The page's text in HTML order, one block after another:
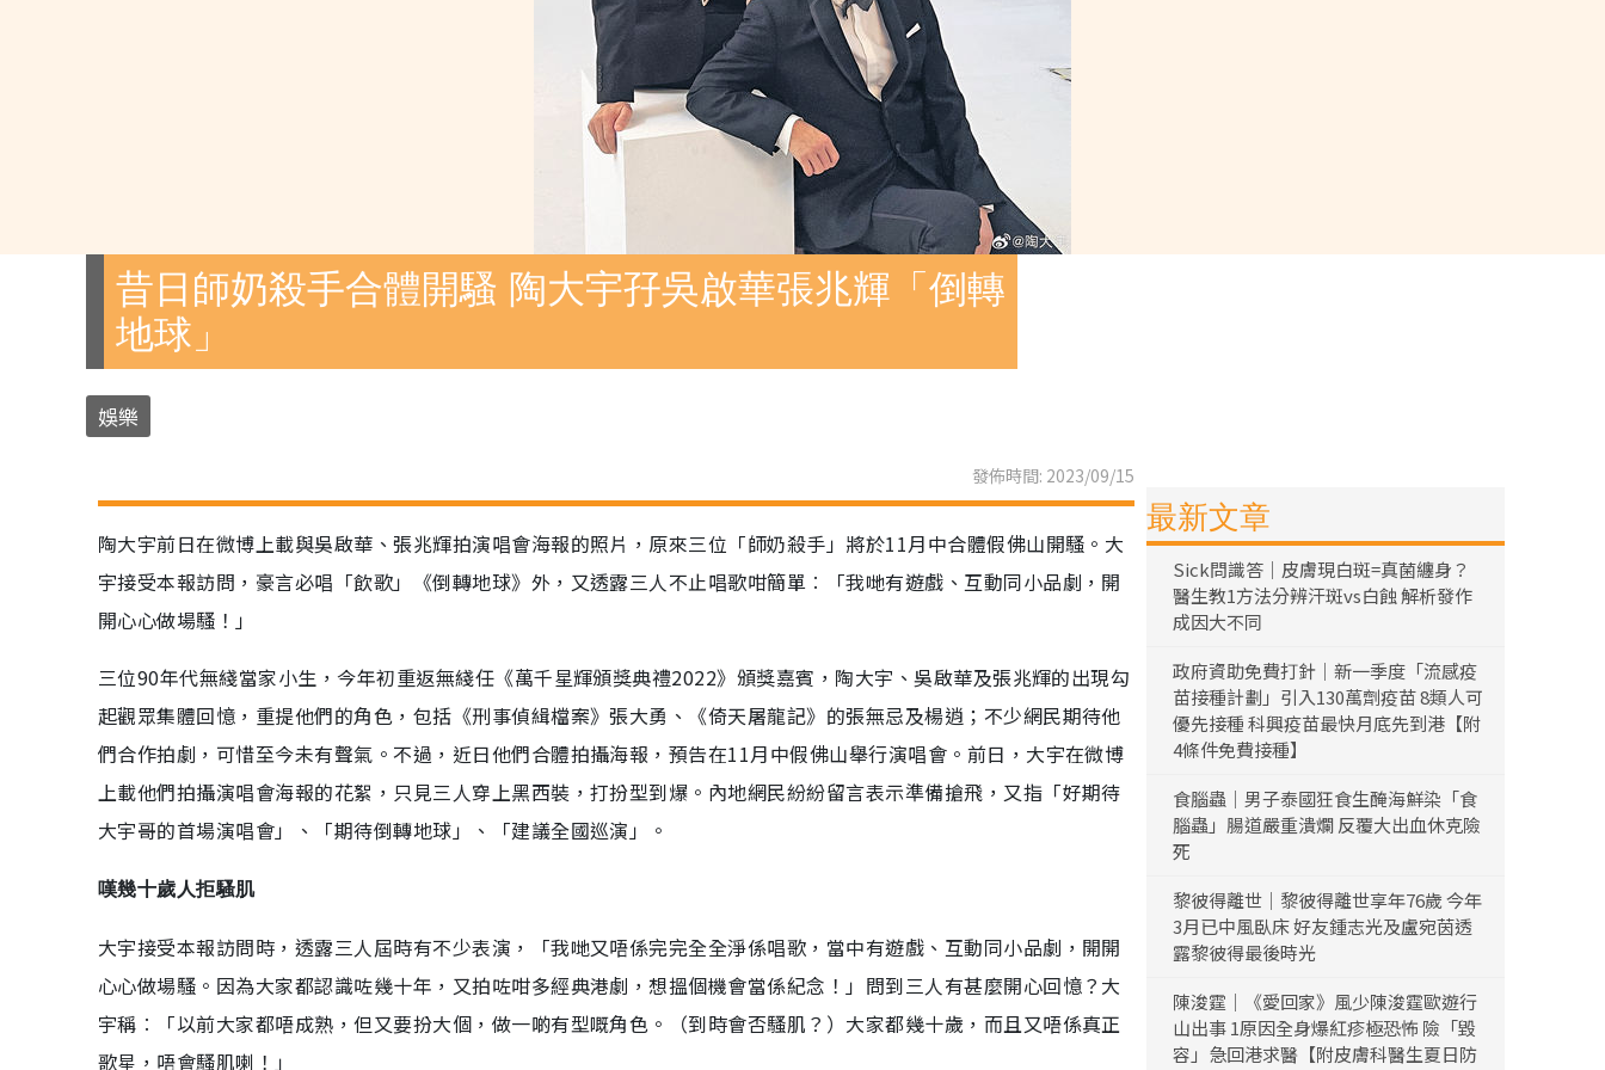
昔日師奶殺手合體開騷 陶大宇孖吳啟華張兆輝「倒轉
地球」
娛樂
發佈時間: 2023/09/15
陶大宇前日在微博上載與吳啟華、張兆輝拍演唱會海報的照片，原來三位「師奶殺手」將於11月中合體假佛山開騷。大
宇接受本報訪問，豪言必唱「飲歌」《倒轉地球》外，又透露三人不止唱歌咁簡單︰「我哋有遊戲、互動同小品劇，開
開心心做場騷！」
三位90年代無綫當家小生，今年初重返無綫任《萬千星輝頒獎典禮2022》頒獎嘉賓，陶大宇、吳啟華及張兆輝的出現勾
起觀眾集體回憶，重提他們的角色，包括《刑事偵緝檔案》張大勇、《倚天屠龍記》的張無忌及楊逍；不少網民期待他
們合作拍劇，可惜至今未有聲氣。不過，近日他們合體拍攝海報，預告在11月中假佛山舉行演唱會。前日，大宇在微博
上載他們拍攝演唱會海報的花絮，只見三人穿上黑西裝，打扮型到爆。內地網民紛紛留言表示準備搶飛，又指「好期待
大宇哥的首場演唱會」、「期待倒轉地球」、「建議全國巡演」。
嘆幾十歲人拒騷肌
大宇接受本報訪問時，透露三人屆時有不少表演，「我哋又唔係完完全全淨係唱歌，當中有遊戲、互動同小品劇，開開
心心做場騷。因為大家都認識咗幾十年，又拍咗咁多經典港劇，想搵個機會當係紀念！」問到三人有甚麼開心回憶？大
宇稱︰「以前大家都唔成熟，但又要扮大個，做一啲有型嘅角色。（到時會否騷肌？）大家都幾十歲，而且又唔係真正
歌星，唔會騷肌喇！」
最新文章
Sick問識答｜皮膚現白斑=真菌纏身？
醫生教1方法分辨汗斑vs白蝕 解析發作
成因大不同
政府資助免費打針｜新一季度「流感疫
苗接種計劃」引入130萬劑疫苗 8類人可
優先接種 科興疫苗最快月底先到港【附
4條件免費接種】
食腦蟲｜男子泰國狂食生醃海鮮染「食
腦蟲」腸道嚴重潰爛 反覆大出血休克險
死
黎彼得離世｜黎彼得離世享年76歲 今年
3月已中風臥床 好友鍾志光及盧宛茵透
露黎彼得最後時光
陳浚霆｜《愛回家》風少陳浚霆歐遊行
山出事 1原因全身爆紅疹極恐怖 險「毀
容」急回港求醫【附皮膚科醫生夏日防